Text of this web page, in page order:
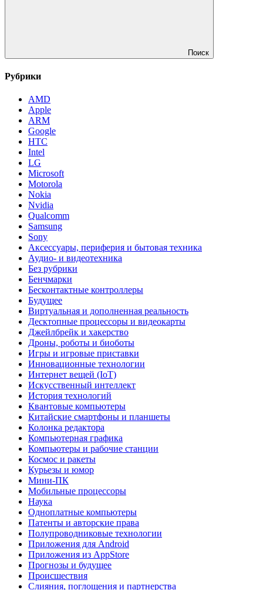
Поиск
Рубрики
AMD
Apple
ARM
Google
HTC
Intel
LG
Microsoft
Motorola
Nokia
Nvidia
Qualcomm
Samsung
Sony
Аксессуары, периферия и бытовая техника
Аудио- и видеотехника
Без рубрики
Бенчмарки
Бесконтактные контроллеры
Будущее
Виртуальная и дополненная реальность
Десктопные процессоры и видеокарты
Джейлбрейк и хакерство
Дроны, роботы и биоботы
Игры и игровые приставки
Инновационные технологии
Интернет вещей (IoT)
Искусственный интеллект
История технологий
Квантовые компьютеры
Китайские смартфоны и планшеты
Колонка редактора
Компьютерная графика
Компьютеры и рабочие станции
Космос и ракеты
Курьезы и юмор
Мини-ПК
Мобильные процессоры
Наука
Одноплатные компьютеры
Патенты и авторские права
Полупроводниковые технологии
Приложения для Android
Приложения из AppStore
Прогнозы и будущее
Происшествия
Слияния, поглощения и партнерства